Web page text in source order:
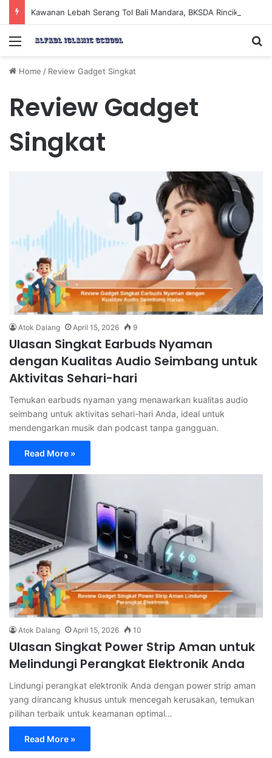
Menu
Home / Review Gadget Singkat
Review Gadget
Singkat
Atok Dalang April 15, 2026 9
Ulasan Singkat Earbuds Nyaman
dengan Kualitas Audio Seimbang untuk
Aktivitas Sehari-hari
Temukan earbuds nyaman yang menawarkan kualitas audio
seimbang untuk aktivitas sehari-hari Anda, ideal untuk
mendengarkan musik dan podcast tanpa gangguan.
Read More »
Atok Dalang April 15, 2026 10
Ulasan Singkat Power Strip Aman untuk
Melindungi Perangkat Elektronik Anda
Lindungi perangkat elektronik Anda dengan power strip aman
yang dirancang khusus untuk mencegah kerusakan, temukan
pilihan terbaik untuk keamanan optimal…
Read More »